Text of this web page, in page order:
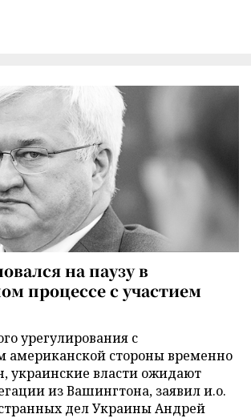
на паузу в
процессе с участием
урегулирования с
стороны временно
украинские власти ожидают
из Вашингтона, заявил и.о.
дел Украины Андрей